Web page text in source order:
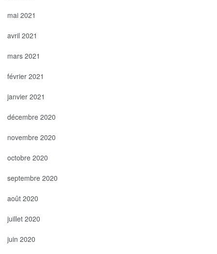
mai 2021
avril 2021
mars 2021
février 2021
janvier 2021
décembre 2020
novembre 2020
octobre 2020
septembre 2020
août 2020
juillet 2020
juin 2020